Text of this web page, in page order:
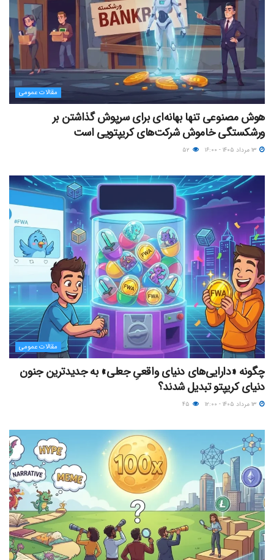
مقالات عمومی
هوش مصنوعی تنها بهانه‌ای برای سرپوش گذاشتن بر
ورشکستگی خاموش شرکت‌های کریپتویی است
مقالات عمومی
چگونه «دارایی‌های دنیای واقعیِ جعلی» به جدیدترین جنون
دنیای کریپتو تبدیل شدند؟